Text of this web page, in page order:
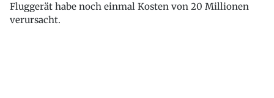
Fluggerät habe noch einmal Kosten von 20 Millionen
verursacht.